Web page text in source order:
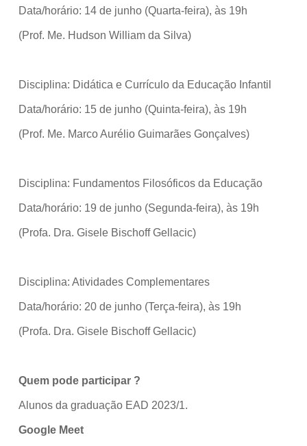
Data/horário: 14 de junho (Quarta-feira), às 19h
(Prof. Me. Hudson William da Silva)
Disciplina: Didática e Currículo da Educação Infantil
Data/horário: 15 de junho (Quinta-feira), às 19h
(Prof. Me. Marco Aurélio Guimarães Gonçalves)
Disciplina: Fundamentos Filosóficos da Educação
Data/horário: 19 de junho (Segunda-feira), às 19h
(Profa. Dra. Gisele Bischoff Gellacic)
Disciplina: Atividades Complementares
Data/horário: 20 de junho (Terça-feira), às 19h
(Profa. Dra. Gisele Bischoff Gellacic)
Quem pode participar ?
Alunos da graduação EAD 2023/1.
Google Meet